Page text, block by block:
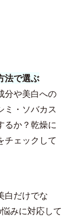
法で選ぶ
分や美白への
ミ・ソバカス
るか？乾燥に
チェックして
白だけでな
みに対応して